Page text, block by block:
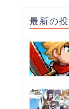
最新の